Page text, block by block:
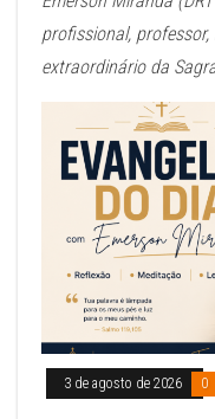
profissional,
extraordinário da
3 de agosto de 2026 0